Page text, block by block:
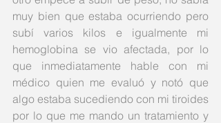
muy bien que estaba ocurriendo pero
subí varios kilos e igualmente mi
hemoglobina se vio afectada, por lo
que inmediatamente hable con mi
médico quien me evaluó y notó que
algo estaba sucediendo con mi tiroides
por lo que me mando un tratamiento y